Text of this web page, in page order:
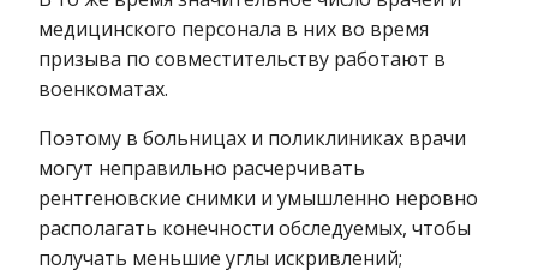
медицинского персонала в них во время
призыва по совместительству работают в
военкоматах.
Поэтому в больницах и поликлиниках врачи
могут неправильно расчерчивать
рентгеновские снимки и умышленно неровно
располагать конечности обследуемых, чтобы
получать меньшие углы искривлений;